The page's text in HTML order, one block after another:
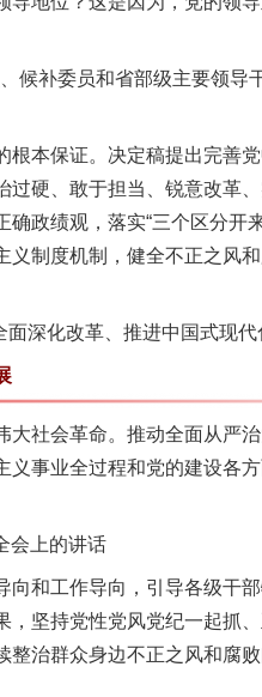
委员和省部级主要领导
本保证。决定稿提出完善
硬、敢于担当、锐意改革
政绩观，落实“三个区分开
制度机制，健全不正之风
化改革、推进中国式现代
社会革命。推动全面从严
事业全过程和党的建设各
上的讲话
和工作导向，引导各级干
坚持党性党风党纪一起抓
治群众身边不正之风和腐
伤亲情 巡回调解促和解..